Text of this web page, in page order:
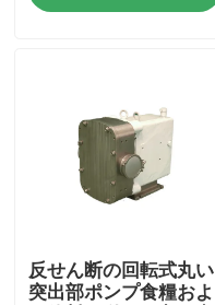
品質管理
ニュース
引用を要求しなさい
反せん断の回転式丸い
突出部ポンプ食糧およ